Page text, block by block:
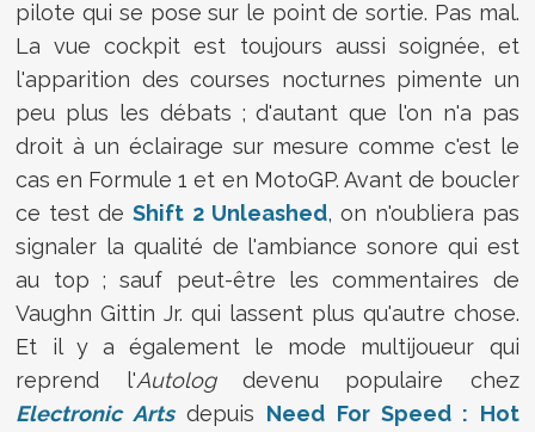
pilote qui se pose sur le point de sortie. Pas mal.
La vue cockpit est toujours aussi soignée, et
l'apparition des courses nocturnes pimente un
peu plus les débats ; d'autant que l'on n'a pas
droit à un éclairage sur mesure comme c'est le
cas en Formule 1 et en MotoGP. Avant de boucler
ce test deShift 2 Unleashed, on n'oubliera pas
signaler la qualité de l'ambiance sonore qui est
au top ; sauf peut-être les commentaires de
Vaughn Gittin Jr. qui lassent plus qu'autre chose.
Et il y a également le mode multijoueur qui
reprend l'Autologdevenu populaire chez
Electronic Artsdepuis Need For Speed : Hot